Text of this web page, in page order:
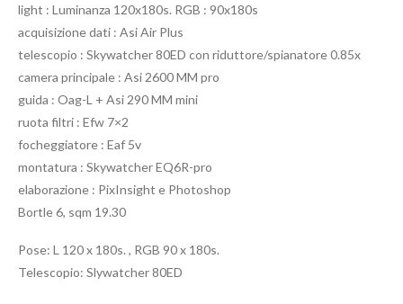
light : Luminanza 120x180s. RGB : 90x180s
acquisizione dati : Asi Air Plus
telescopio : Skywatcher 80ED con riduttore/spianatore 0.85x
camera principale : Asi 2600 MM pro
guida : Oag-L + Asi 290 MM mini
ruota filtri : Efw 7×2
focheggiatore : Eaf 5v
montatura : Skywatcher EQ6R-pro
elaborazione : PixInsight e Photoshop
Bortle 6, sqm 19.30
Pose: L 120 x 180s. , RGB 90 x 180s.
Telescopio: Slywatcher 80ED